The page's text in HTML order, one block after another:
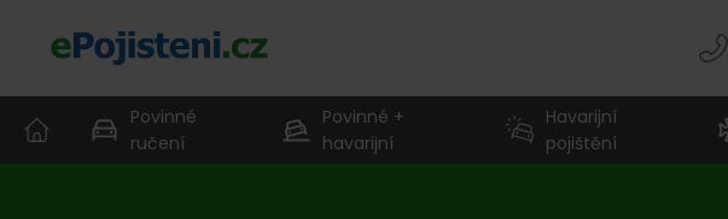
Povinné
ručení
Povinné +
havarijní
Havarijní
pojištění